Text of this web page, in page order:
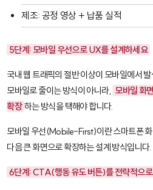
제조: 공정 영상 + 납품 실적
5단계: 모바일 우선으로 UX를 설계하세요
국내 웹 트래픽의 절반 이상이 모바일에서
모바일로 줄이는 방식이 아니라, 모바일 화
확장 하는 방식을 택해야 합니다.
모바일 우선(Mobile-First)이란 스마트폰
다음 큰 화면으로 확장하는 설계 방식입니다.
6단계: CTA(행동 유도 버튼)를 전략적으